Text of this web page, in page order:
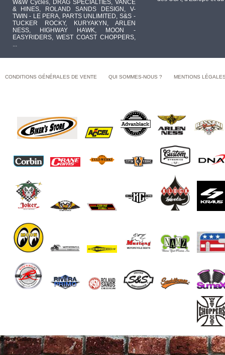
W&W Cycles, DRAG SPECIALTIES, VANCE
& HINES, ROLAND SANDS DESIGN, V-
TWIN - LE PERA, PARTS UNLIMITED, S&S -
TUCKER ROCKY, KURYAKYN, ARLEN
NESS, HIGHWAY HAWK, MOON -
EASYRIDERS, WEST COAST CHOPPERS,
CONDITIONS GÉNÉRALES DE VENTE QUI SOMMES-NOUS ? MENTIONS
End of Gallery